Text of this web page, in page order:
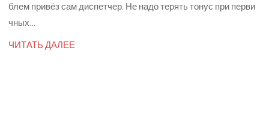
блем привёз сам диспетчер. Не надо терять тонус при перви
чных…
ЧИТАТЬ ДАЛЕЕ